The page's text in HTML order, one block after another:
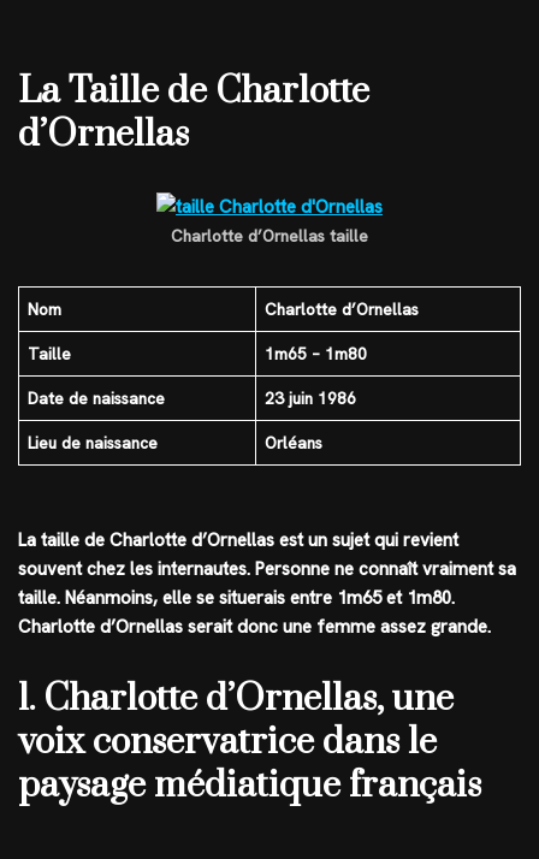
La Taille de Charlotte
d’Ornellas
Charlotte d’Ornellas taille
Nom Charlotte d’Ornellas
Taille 1m65 – 1m80
Date de naissance 23 juin 1986
Lieu de naissance Orléans
La taille de Charlotte d’Ornellas est un sujet qui revient
souvent chez les internautes. Personne ne connaît vraiment sa
taille. Néanmoins, elle se situerais entre 1m65 et 1m80.
Charlotte d’Ornellas serait donc une femme assez grande.
1. Charlotte d’Ornellas, une
voix conservatrice dans le
paysage médiatique français